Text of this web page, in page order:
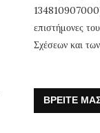
134810907000).
επιστήμονες
Σχέσεων και
ΒΡΕΊΤΕ